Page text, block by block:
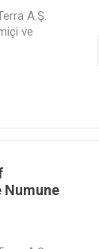
A.Ş.
ve
Numune